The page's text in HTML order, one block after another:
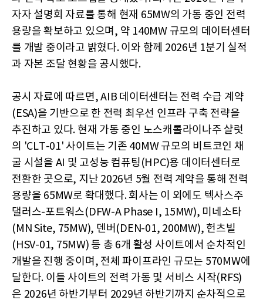
자자 설명회 자료를 통해 현재 65MW의 가동 중인 전력
용량을 확보하고 있으며, 약 140MW 규모의 데이터센터
를 개발 중이라고 밝혔다. 이와 함께 2026년 1분기 실적
과 자본 조달 현황을 공시했다.
공시 자료에 따르면, AIB 데이터센터는 전력 수급 계약
(ESA)을 기반으로 한 전력 최우선 인프라 구축 전략을
추진하고 있다. 현재 가동 중인 노스캐롤라이나주 샬럿
의 'CLT-01' 사이트는 기존 40MW 규모의 비트코인 채
굴 시설을 AI 및 고성능 컴퓨팅(HPC)용 데이터센터로
전환한 곳으로, 지난 2026년 5월 전력 계약을 통해 전력
용량을 65MW로 확대했다. 회사는 이 외에도 텍사스주
댈러스-포트워스(DFW-A Phase I, 15MW), 미네소타
(MN Site, 75MW), 덴버(DEN-01, 200MW), 헌츠빌
(HSV-01, 75MW) 등 총 6개 활성 사이트에서 순차적인
개발을 진행 중이며, 전체 파이프라인 규모는 570MW에
달한다. 이들 사이트의 전력 가동 및 서비스 시작(RFS)
은 2026년 하반기부터 2029년 하반기까지 순차적으로